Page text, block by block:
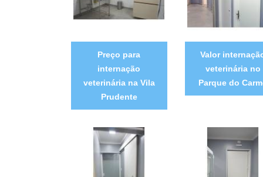
Preço para
internação
veterinária na Vila
Prudente
Valor
veterinária no
Parque do